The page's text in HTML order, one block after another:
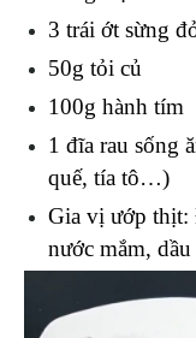
3 trái ớt sừng
50g tỏi củ
100g hành tím
1 đĩa rau sống
quế, tía tô…)
Gia vị ướp thịt:
nước mắm,